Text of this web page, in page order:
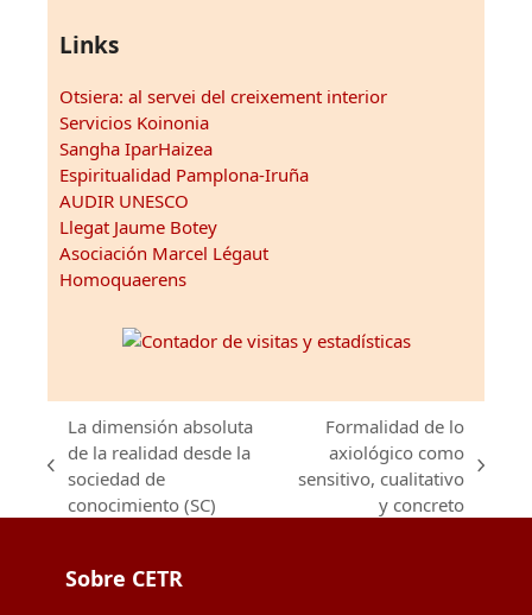
Links
Otsiera: al servei del creixement interior
Servicios Koinonia
Sangha IparHaizea
Espiritualidad Pamplona-Iruña
AUDIR UNESCO
Llegat Jaume Botey
Asociación Marcel Légaut
Homoquaerens
previous
post:
La dimensión absoluta
de la realidad desde la
sociedad de
conocimiento (SC)
next
Formalidad de lo
axiológico como
sensitivo, cualitativo
y concreto
Sobre CETR